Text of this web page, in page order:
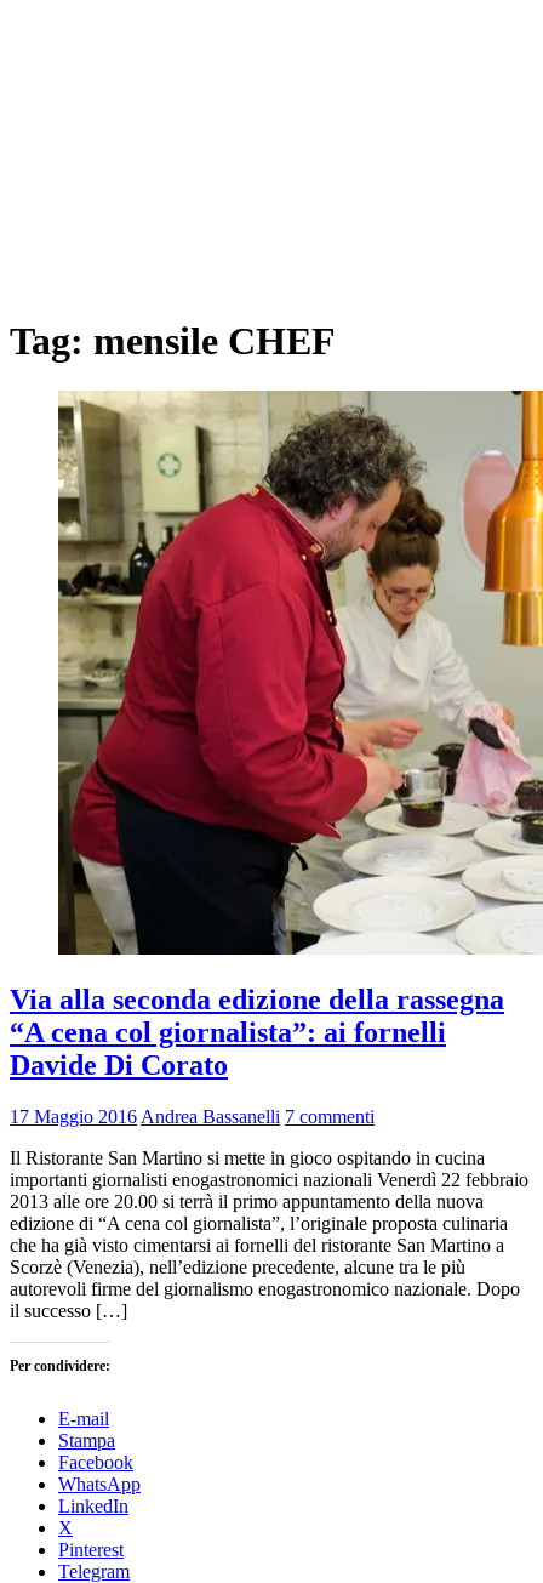
Tag: mensile CHEF
Via alla seconda edizione della rassegna
“A cena col giornalista”: ai fornelli
Davide Di Corato
17 Maggio 2016 Andrea Bassanelli 7 commenti
Il Ristorante San Martino si mette in gioco ospitando in cucina
importanti giornalisti enogastronomici nazionali Venerdì 22 febbraio
2013 alle ore 20.00 si terrà il primo appuntamento della nuova
edizione di “A cena col giornalista”, l’originale proposta culinaria
che ha già visto cimentarsi ai fornelli del ristorante San Martino a
Scorzè (Venezia), nell’edizione precedente, alcune tra le più
autorevoli firme del giornalismo enogastronomico nazionale. Dopo
il successo […]
Per condividere:
E-mail
Stampa
Facebook
WhatsApp
LinkedIn
X
Pinterest
Telegram